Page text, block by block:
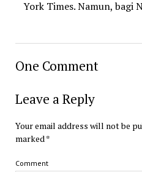
York Times. Namun, bagi
One Comment
Leave a Reply
Your email address will not be
marked*
Comment